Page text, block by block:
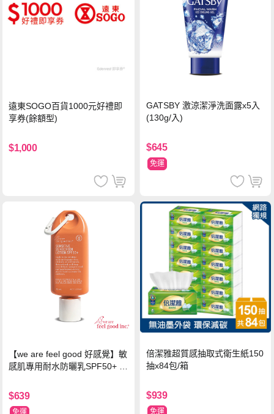
遠東SOGO百貨1000元好禮即
享券(餘額型)
$1,000
GATSBY 激涼潔淨洗面露x5入
(130g/入)
$645
免運
【we are feel good 好感覺】敏
感肌專用耐水防曬乳SPF50+ 7
$639
倍潔雅超質感抽取式衛生紙150
抽x84包/箱
$939
免運